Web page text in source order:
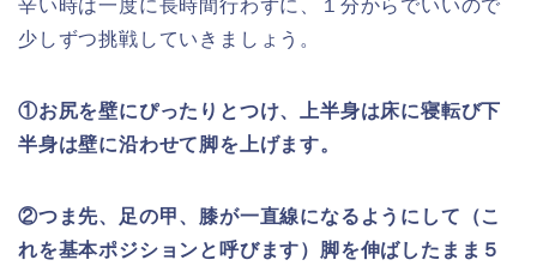
辛い時は一度に長時間行わずに、１分からでいいので
少しずつ挑戦していきましょう。
①お尻を壁にぴったりとつけ、上半身は床に寝転び下
半身は壁に沿わせて脚を上げます。
②つま先、足の甲、膝が一直線になるようにして（こ
れを基本ポジションと呼びます）脚を伸ばしたまま５